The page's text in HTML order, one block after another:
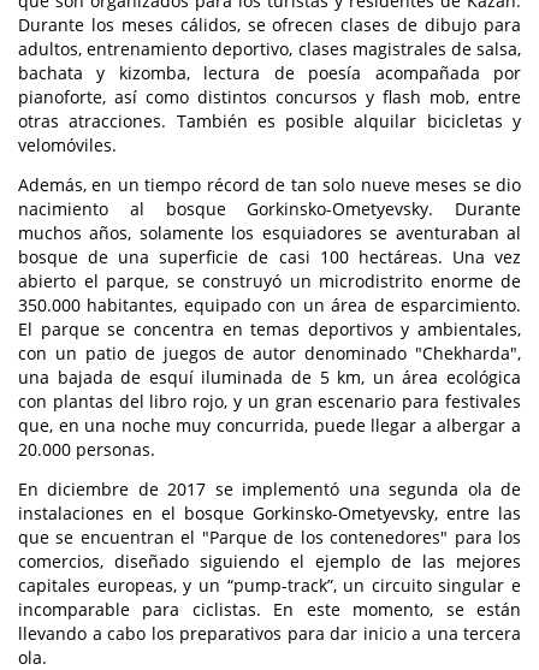
Durante los meses cálidos, se ofrecen clases de dibujo para
adultos, entrenamiento deportivo, clases magistrales de salsa,
bachata y kizomba, lectura de poesía acompañada por
pianoforte, así como distintos concursos y flash mob, entre
otras atracciones. También es posible alquilar bicicletas y
velomóviles.
Además, en un tiempo récord de tan solo nueve meses se dio
nacimiento al bosque Gorkinsko-Ometyevsky. Durante
muchos años, solamente los esquiadores se aventuraban al
bosque de una superficie de casi 100 hectáreas. Una vez
abierto el parque, se construyó un microdistrito enorme de
350.000 habitantes, equipado con un área de esparcimiento.
El parque se concentra en temas deportivos y ambientales,
con un patio de juegos de autor denominado "Chekharda",
una bajada de esquí iluminada de 5 km, un área ecológica
con plantas del libro rojo, y un gran escenario para festivales
que, en una noche muy concurrida, puede llegar a albergar a
20.000 personas.
En diciembre de 2017 se implementó una segunda ola de
instalaciones en el bosque Gorkinsko-Ometyevsky, entre las
que se encuentran el "Parque de los contenedores" para los
comercios, diseñado siguiendo el ejemplo de las mejores
capitales europeas, y un “pump-track”, un circuito singular e
incomparable para ciclistas. En este momento, se están
llevando a cabo los preparativos para dar inicio a una tercera
ola.